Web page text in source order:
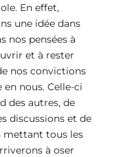
En effet,
une idée dans
nos pensées à
et à rester
nos convictions
en nous. Celle-ci
des autres, de
discussions et de
mettant tous les
à oser